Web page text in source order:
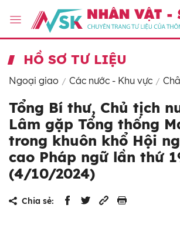
HỒ SƠ TƯ LIỆU
Ngoại giao Các nước - Khu vực
Tổng Bí thư, Chủ tịch
Lâm gặp Tổng thống
trong khuôn khổ Hội
cao Pháp ngữ lần thứ
(4/10/2024)
Chia sẻ: